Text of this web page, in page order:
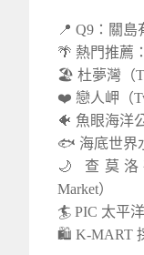
📍 Q9：關島
🌴 熱門推薦：
🏖️ 杜夢灣（
❤️ 戀人岬（
🐠 魚眼海洋
🐟 海底世界
🌙 查莫洛
Market）
🏄 PIC 太平
🛍️ K-MART